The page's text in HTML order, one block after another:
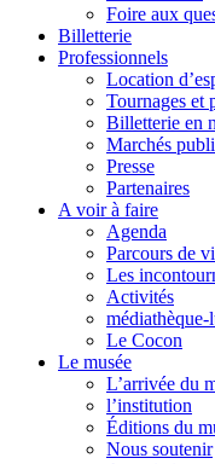
Foire aux
Billetterie
Professionnels
Location
Tournages et
Billetterie en
Marchés
Presse
Partenaires
A voir à faire
Agenda
Parcours de
Les
Activités
médiathèque-
Le Cocon
Le musée
L’arrivée du
l’institution
Éditions du
Nous soutenir